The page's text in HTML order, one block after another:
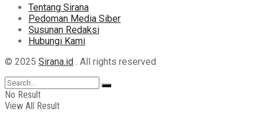
Tentang Sirana
Pedoman Media Siber
Susunan Redaksi
Hubungi Kami
© 2025 Sirana.id . All rights reserved
No Result
View All Result